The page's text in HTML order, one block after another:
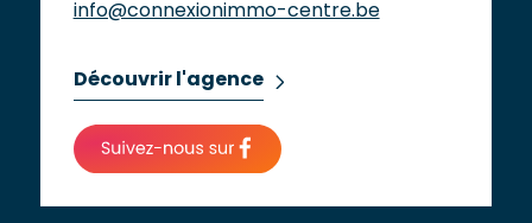
info@connexionimmo-centre.be
Découvrir l'agence